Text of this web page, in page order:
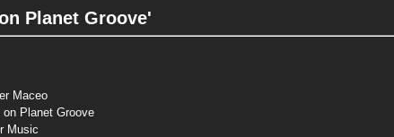
Planet Groove'
Maceo
on Planet Groove
Music